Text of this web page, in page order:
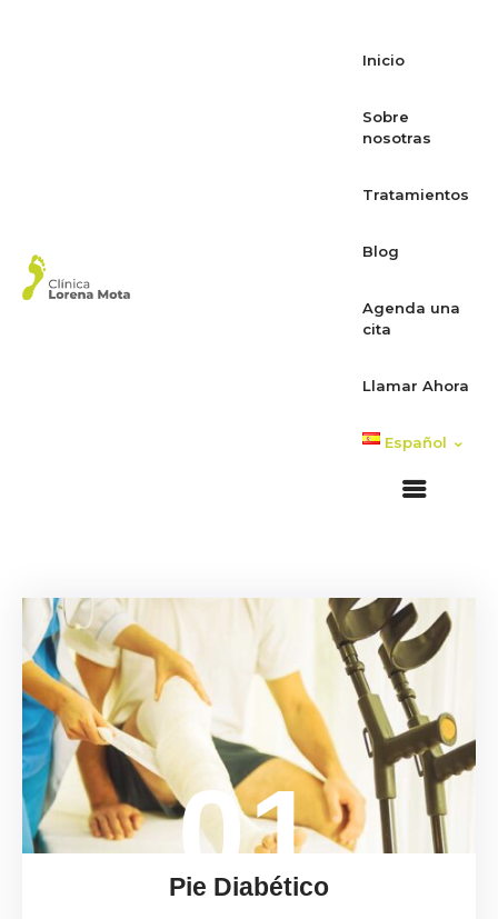
Inicio
Sobre
nosotras
Tratamientos
Blog
Agenda una
cita
Llamar Ahora
Español
01
Pie Diabético